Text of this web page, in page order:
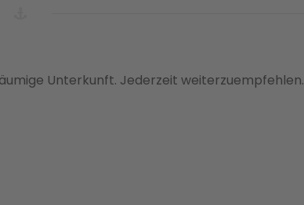
Unterkunft. Jederzeit weiterzuempfehlen.